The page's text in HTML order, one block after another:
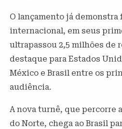
O lançamento já
internacional, em seus
ultrapassou 2,5 milhões de
destaque para Estados
México e Brasil entre os
audiência.
A nova turnê, que percorre
do Norte, chega ao Brasil